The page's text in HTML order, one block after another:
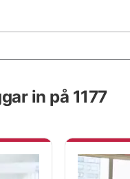
in på 1177